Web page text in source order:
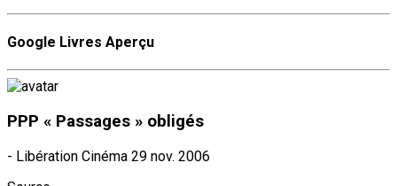
Google Livres Aperçu
PPP « Passages » obligés
- Libération Cinéma 29 nov. 2006